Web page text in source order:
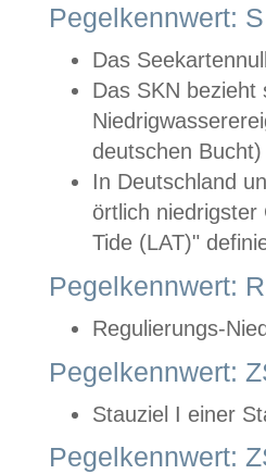
Pegelkennwert:
Das
Das SKN
deutschen
In Deutschland
örtlich
Tide (LAT)"
Pegelkennwert:
Regulierungs-
Pegelkennwert:
Stauziel I einer
Pegelkennwert: